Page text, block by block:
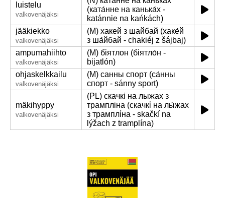
luistelu
valkovenäjäksi
(ката́нне на канька́х -
katánnie na kańkách)
jääkiekko
valkovenäjäksi
(M) хакей з шайбай (хаке́й
з ша́йбай - chakiéj z šájbaj)
ampumahiihto
valkovenäjäksi
(M) біятлон (біятло́н -
bijatlón)
ohjaskelkkailu
valkovenäjäksi
(M) санны спорт (са́нны
спорт - sánny sport)
mäkihyppy
valkovenäjäksi
(PL) скачкі на лыжах з
трампліна (скачкі́ на лы́жах
з трамплі́на - skačkí na
lýžach z tramplína)